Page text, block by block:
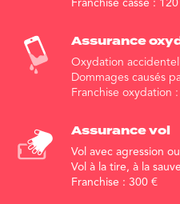
Franchise casse : 120
Assurance
Oxydation
Dommages causés
Franchise oxydation :
Assurance vol
Vol avec agression
Vol à la tire, à la
Franchise : 300 €